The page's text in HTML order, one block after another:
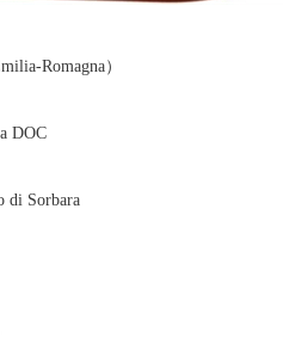
Romagna）
DOC
Sorbara